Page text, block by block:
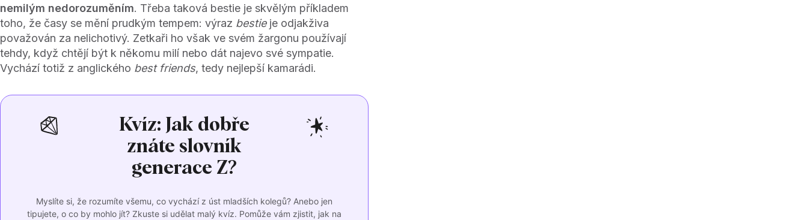
nemilým nedorozuměním. Třeba taková bestie je skvělým příkladem
toho, že časy se mění prudkým tempem: výraz bestieje odjakživa
považován za nelichotivý. Zetkaři ho však ve svém žargonu používají
tehdy, když chtějí být k někomu milí nebo dát najevo své sympatie.
Vychází totiž z anglického best friends, tedy nejlepší kamarádi.
Kvíz: Jak dobře
znáte slovník
generace Z?
Myslíte si, že rozumíte všemu, co vychází z úst mladších kolegů? Anebo jen
tipujete, o co by mohlo jít? Zkuste si udělat malý kvíz. Pomůže vám zjistit, jak na